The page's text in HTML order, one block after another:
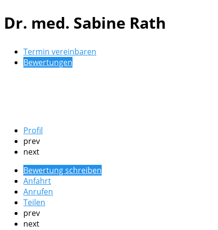
Dr. med. Sabine Rath
Termin vereinbaren
Bewertungen
Profil
prev
next
Bewertung schreiben
Anfahrt
Anrufen
Teilen
prev
next